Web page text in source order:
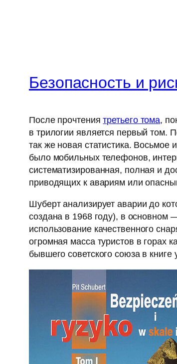
Безопасность и
После прочтениятретьего тома,
в трилогии является первый том.
так же новая статистика.
было мобильных телефонов,
систематизированная, полная и
приводящих к авариям или
Шуберт анализирует аварии до
создана в 1968 году), в основном
использование качественного
огромная масса туристов в горах
бывшего советского союза в